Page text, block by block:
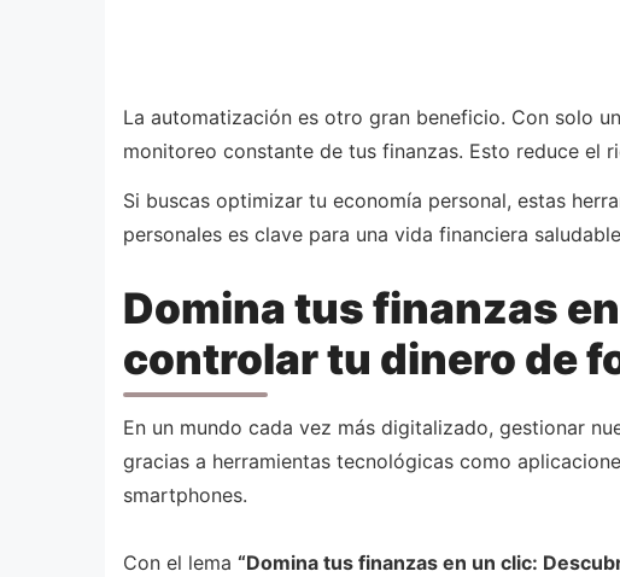
La automatización es otro gran beneficio. Con solo
monitoreo constante de tus finanzas. Esto reduce el
Si buscas optimizar tu economía personal, estas
personales es clave para una vida financiera
Domina tus finanzas
controlar tu dinero de
En un mundo cada vez más digitalizado, gestionar
gracias a herramientas tecnológicas como
smartphones.
Con el lema “Domina tus finanzas en un clic: